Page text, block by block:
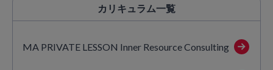
カリキュラム一覧
MA PRIVATE LESSON Inner Resource Consulting